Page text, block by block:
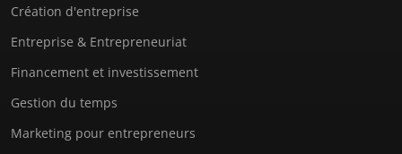
Création d'entreprise
Entreprise & Entrepreneuriat
Financement et investissement
Gestion du temps
Marketing pour entrepreneurs